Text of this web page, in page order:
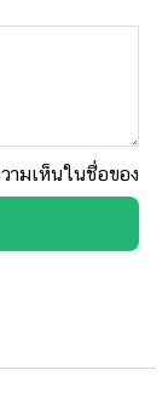
ามเห็นในชื่อของ